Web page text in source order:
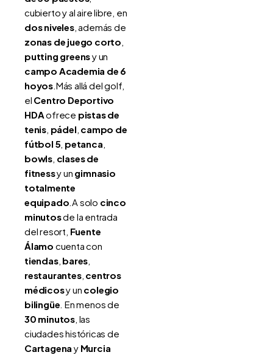
cubierto y al aire libre, en
dos niveles, además de
zonas de juego corto,
putting greensy un
campo Academia de 6
hoyos.Más allá del golf,
el Centro Deportivo
HDAofrece pistas de
tenis, pádel, campo de
fútbol 5, petanca,
bowls, clases de
fitnessy un gimnasio
totalmente
equipado.A solo cinco
minutosde la entrada
del resort, Fuente
Álamo cuenta con
tiendas, bares,
restaurantes, centros
médicosy un colegio
bilingüe. En menos de
30 minutos, las
ciudades históricas de
Cartagena y Murcia